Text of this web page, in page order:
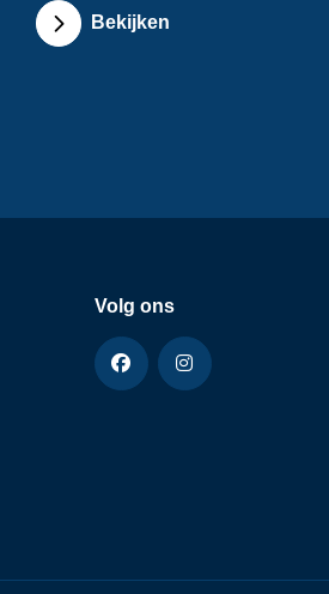
Bekijken
Volg ons